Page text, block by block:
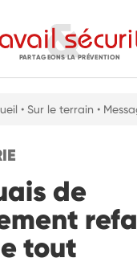
PARTAGEONS LA PRÉVENTION
• Sur le terrain •
de
tout